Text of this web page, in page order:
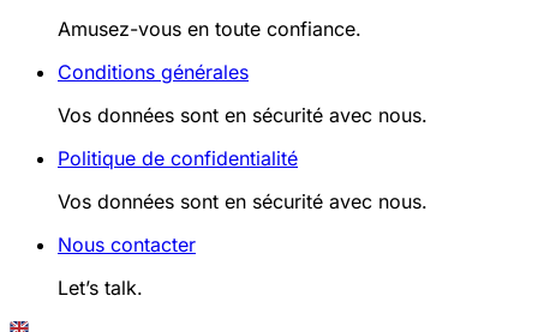
Amusez-vous en toute confiance.
Conditions générales
Vos données sont en sécurité avec nous.
Politique de confidentialité
Vos données sont en sécurité avec nous.
Nous contacter
Let’s talk.